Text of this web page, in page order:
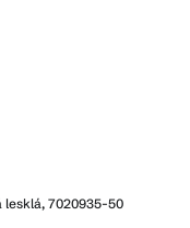
lesklá, 7020935-50